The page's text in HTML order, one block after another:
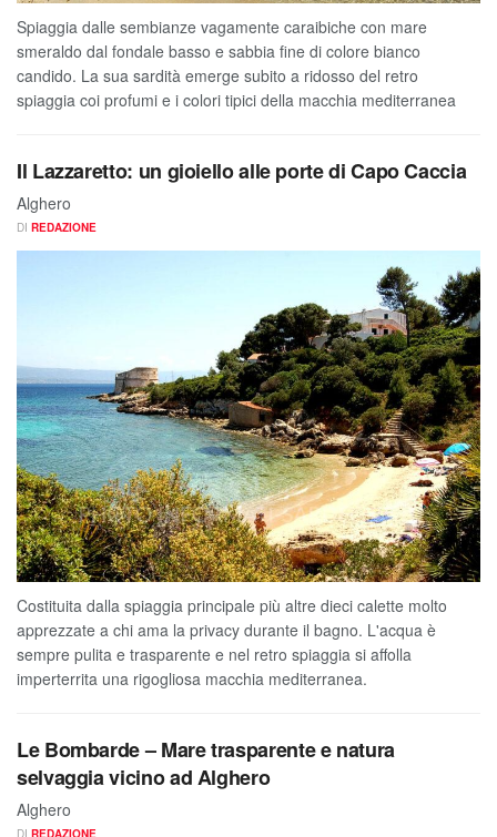
Spiaggia dalle sembianze vagamente caraibiche con mare
smeraldo dal fondale basso e sabbia fine di colore bianco
candido. La sua sardità emerge subito a ridosso del retro
spiaggia coi profumi e i colori tipici della macchia mediterranea
Il Lazzaretto: un gioiello alle porte di Capo Caccia
Alghero
DI REDAZIONE
Costituita dalla spiaggia principale più altre dieci calette molto
apprezzate a chi ama la privacy durante il bagno. L'acqua è
sempre pulita e trasparente e nel retro spiaggia si affolla
imperterrita una rigogliosa macchia mediterranea.
Le Bombarde – Mare trasparente e natura
selvaggia vicino ad Alghero
Alghero
DI REDAZIONE